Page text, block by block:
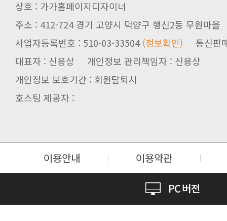
상호 : 가가홈페이지디자이너
주소 : 412-724 경기 고양시 덕양구 행신2동 무원마을
사업자등록번호 : 510-03-33504(정보확인) 통신판
대표자 : 신용상 개인정보 관리책임자 : 신용상
개인정보 보호기간 : 회원탈퇴시
호스팅 제공자 :
이용안내 이용약관